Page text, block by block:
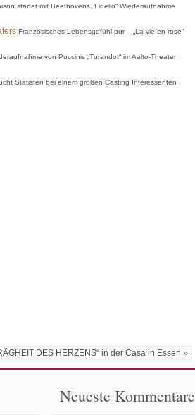
startet mit Beethovens „Fidelio“ Wiederaufnahme
Französisches Lebensgefühl pur – „La vie en rose“
von Puccinis „Turandot“ im Aalto-Theater
Statisten bei einem großen Casting Interessenten
DES HERZENS“ in der Casa in Essen »
Neueste Kommentare